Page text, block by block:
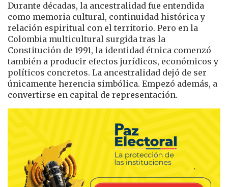
Durante décadas, la ancestralidad fue entendida
como memoria cultural, continuidad histórica y
relación espiritual con el territorio. Pero en la
Colombia multicultural surgida tras la
Constitución de 1991, la identidad étnica comenzó
también a producir efectos jurídicos, económicos y
políticos concretos. La ancestralidad dejó de ser
únicamente herencia simbólica. Empezó además, a
convertirse en capital de representación.